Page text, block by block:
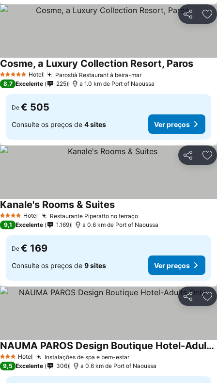
Partilhar
5 Estrelas Hotel Parostià Restaurant à beira-marVer preços
Cosme, a Luxury Collection Resort, ParosVer
8,7 Excelente 225 a 1.0 km de Port of Naoussa
De € 505
Consulte os preços de 4 sites Ver preços
Partilhar
4 EstrelasHotel Restaurante Piperatto no terraçoVer preços
Kanale's Rooms & SuitesVer preços
9,1 Excelente 1.169 a 0.6 km de Port of Naoussa
De € 169
Consulte os preços de 9 sites Ver preços
Partilhar
3 EstrelasHotel Instalações de spa e bem-estarVer preços
NAUMA PAROS Design Boutique Hotel-Adults Only
Ver preços
9,5 Excelente 306 a 0.6 km de Port of Naoussa